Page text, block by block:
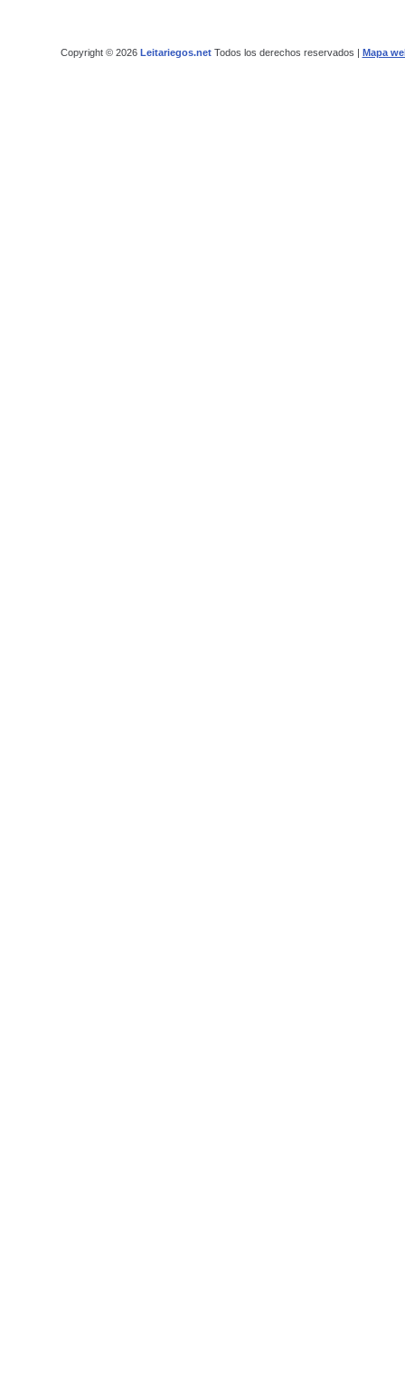
Copyright © 2026 Leitariegos.netTodos los derechos reservados | Mapa